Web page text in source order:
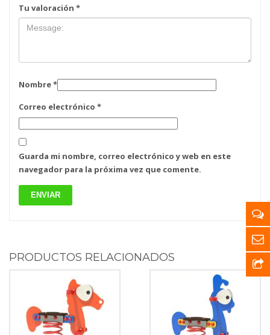
Tu valoración *
Nombre*
Correo electrónico *
Guarda mi nombre, correo electrónico y web en este
navegador para la próxima vez que comente.
PRODUCTOS RELACIONADOS